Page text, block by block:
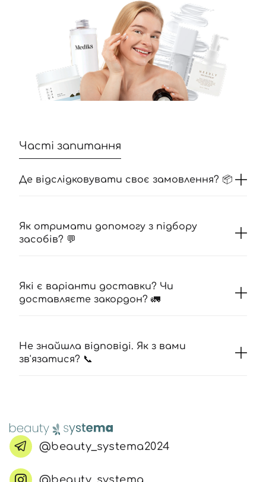
Часті запитання
Де відслідковувати своє замовлення? 📦
Як отримати допомогу з підбору
засобів? 💬
Які є варіанти доставки? Чи
доставляєте закордон? 🚛
Не знайшла відповіді. Як з вами
зв'язатися? 📞
@beauty_systema2024
@beauty_systema